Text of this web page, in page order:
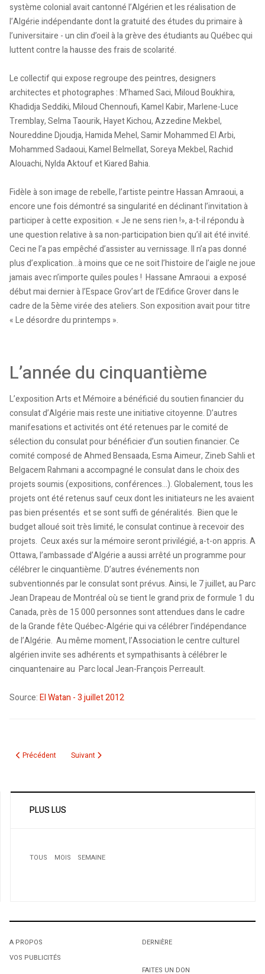
système colonial avait cantonné l’Algérien et les réalisation de
l’Algérie indépendante dont la gratuité des études du primaire à
l’universitaire - un clin d’oeil à la grève des étudiants au Québec qui
luttent contre la hausse des frais de scolarité.
Le collectif qui expose regroupe des peintres, designers
architectes et photographes : M’hamed Saci, Miloud Boukhira,
Khadidja Seddiki, Miloud Chennoufi, Kamel Kabir, Marlene-Luce
Tremblay, Selma Taourik, Hayet Kichou, Azzedine Mekbel,
Noureddine Djoudja, Hamida Mehel, Samir Mohammed El Arbi,
Mohammed Sadaoui, Kamel Belmellat, Soreya Mekbel, Rachid
Alouachi, Nylda Aktouf et Kiared Bahia.
Fidèle à son image de rebelle, l’artiste peintre Hassan Amraoui, a
encore une fois démontré sa singularité en déclinant l’invitation à
participer à cette exposition. « Je ne sens rien !», a-t-il répondu à
une question relative à sa non-participation bien qu’il ait été invité.
Ceci ne l’a pas empêché d’assister au vernissage. Il n’a pas donné
plus d’explication...à moins que ce ne soit l’histoire de l’aigle ne joue
jamais avec n’importe quiles poules ! Hassane Amraoui a exposé
début mai dernier à l’Espace Grov’art de l’Edifice Grover dans le
cadre de la 5ème virée des ateliers. Son exposition avait pour titre
« Le désordre du printemps ».
L’année du cinquantième
L’exposition Arts et Mémoire a bénéficié du soutien financier du
consulat d’Algérie mais reste une initiative citoyenne. D’autres
manifesations et activités ont été retenues par le comité de
sélection du consulat pour bénéficier d’un soutien financier. Ce
comité composé de Ahmed Bensaada, Esma Aimeur, Zineb Sahli et
Belgacem Rahmani a accompagné le consulat dans le choix des
projets soumis (expositions, conférences...). Globalement, tous les
projets ont été retenus sauf ceux dont les initiateurs ne les avaient
pas bien présentés et se sont suffi de généralités. Bien que le
budget alloué soit très limité, le consulat continue à recevoir des
projets. Ceux axés sur la mémoire seront privilégié, a-t-on appris. A
Ottawa, l’ambassade d’Algérie a aussi arrêté un programme pour
célébrer le cinquantième. D’autres événements non
subventionnés par le consulat sont prévus. Ainsi, le 7 juillet, au Parc
Jean Drapeau de Montréal où se tient le grand prix de formule 1 du
Canada, près de 15 000 personnes sont attendues dans le cadre
de la Grande fête Québec-Algérie qui va célébrer l’indépendance
de l’Algérie. Au même moment, l’Association le centre culturel
algérien invite ses adhérents et sympathisants à célébrer le
cinquantenaire au Parc local Jean-François Perreault.
Source:El Watan - 3 juillet 2012
Article précédent : L'Algérie se paie "Le Monde"
Précédent Article suivant : Le 5 juillet 1962 l’Algérie fête son
Suivant
PLUS LUS
TOUS MOIS SEMAINE
A PROPOS
VOS PUBLICITÉS
DERNIÈRE
FAITES UN DON